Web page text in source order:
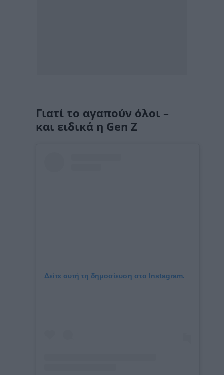
Γιατί το αγαπούν όλοι –
και ειδικά η Gen Z
Δείτε αυτή τη δημοσίευση στο Instagram.